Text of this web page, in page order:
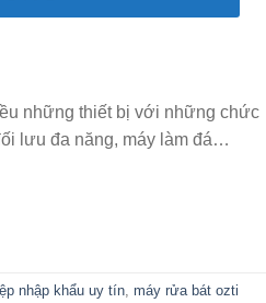
những thiết bị với những chức
lưu đa năng, máy làm đá…
nhập khẩu uy tín, máy rửa bát ozti